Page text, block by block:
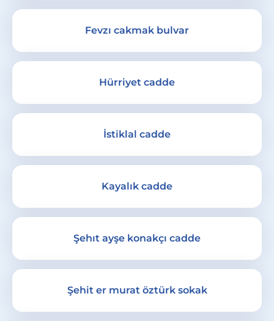
Fevzı cakmak bulvar
Hürriyet cadde
İstiklal cadde
Kayalık cadde
Şehıt ayşe konakçı cadde
Şehit er murat öztürk sokak